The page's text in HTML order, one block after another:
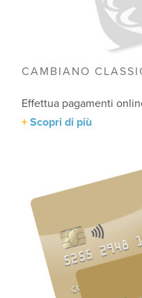
CAMBIANO
Effettua pagamenti
Scopri di più